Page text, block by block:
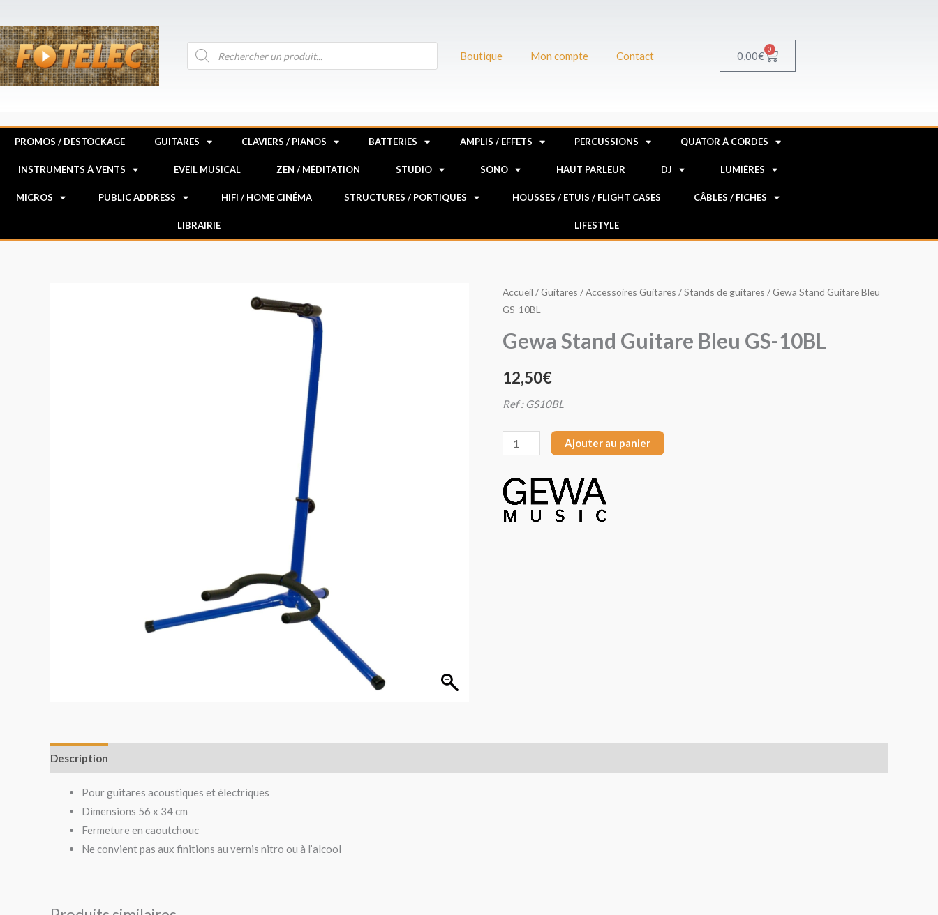
au
contenu
Recherche
de
produits
Boutique Mon compte Contact 0,00€
0
Panier
PROMOS / DESTOCKAGE GUITARES CLAVIERS / PIANOS BATTERIES AMPLIS / EFFETS PERCUSSIONS QUATOR À CORDES
INSTRUMENTS À VENTS EVEIL MUSICAL ZEN / MÉDITATION STUDIO SONO HAUT PARLEUR DJ LUMIÈRES
MICROS PUBLIC ADDRESS HIFI / HOME CINÉMA STRUCTURES / PORTIQUES HOUSSES / ETUIS / FLIGHT CASES CÂBLES / FICHES
LIBRAIRIE LIFESTYLE
Accueil /Guitares /Accessoires Guitares /Stands de guitares / Gewa Stand Guitare Bleu
GS-10BL
Gewa Stand Guitare Bleu GS-10BL
12,50€
Ref : GS10BL
quantité
de
Stand
Bleu
GS-
Ajouter au panier
Description
Pour guitares acoustiques et électriques
Dimensions 56 x 34 cm
Fermeture en caoutchouc
Ne convient pas aux finitions au vernis nitro ou à l’alcool